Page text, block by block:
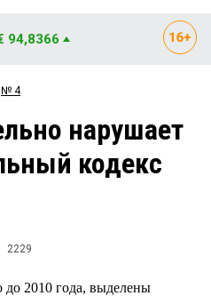
Рейтинги
Блоги
94,8366
№ 4
нарушает
кодекс
2229
до 2010 года, выделены